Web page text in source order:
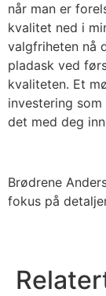
når man er
kvalitet ned i
valgfriheten nå
pladask ved
kvaliteten. Et
investering
det med deg
Brødrene
fokus på